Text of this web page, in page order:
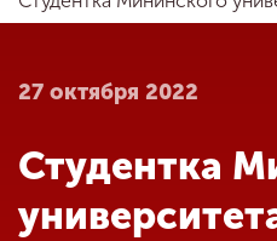
Главная
Абитуриенту
27 октября 2022
Студентка